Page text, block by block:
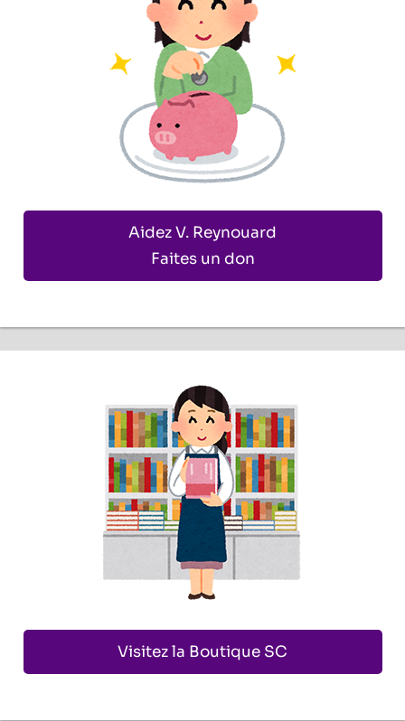
Aidez V. Reynouard
Faites un don
Visitez la Boutique SC